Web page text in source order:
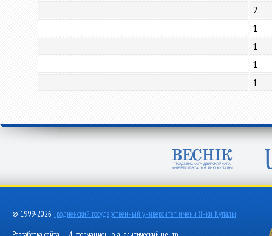
2
1
1
1
1
© 1999-2026, Гродненский государственный университет имени Янки Купалы